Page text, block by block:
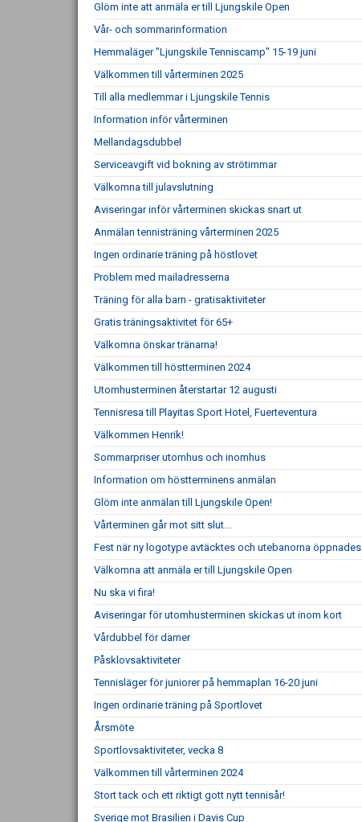
Glöm inte att anmäla er till Ljungskile Open
Vår- och sommarinformation
Hemmaläger "Ljungskile Tenniscamp" 15-19 juni
Välkommen till vårterminen 2025
Till alla medlemmar i Ljungskile Tennis
Information inför vårterminen
Mellandagsdubbel
Serviceavgift vid bokning av strötimmar
Välkomna till julavslutning
Aviseringar inför vårterminen skickas snart ut
Anmälan tennisträning vårterminen 2025
Ingen ordinarie träning på höstlovet
Problem med mailadresserna
Träning för alla barn - gratisaktiviteter
Gratis träningsaktivitet för 65+
Välkomna önskar tränarna!
Välkommen till höstterminen 2024
Utomhusterminen återstartar 12 augusti
Tennisresa till Playitas Sport Hotel, Fuerteventura
Välkommen Henrik!
Sommarpriser utomhus och inomhus
Information om höstterminens anmälan
Glöm inte anmälan till Ljungskile Open!
Vårterminen går mot sitt slut...
Fest när ny logotype avtäcktes och utebanorna öppnades
Välkomna att anmäla er till Ljungskile Open
Nu ska vi fira!
Aviseringar för utomhusterminen skickas ut inom kort
Vårdubbel för damer
Påsklovsaktiviteter
Tennisläger för juniorer på hemmaplan 16-20 juni
Ingen ordinarie träning på Sportlovet
Årsmöte
Sportlovsaktiviteter, vecka 8
Välkommen till vårterminen 2024
Stort tack och ett riktigt gott nytt tennisår!
Sverige mot Brasilien i Davis Cup